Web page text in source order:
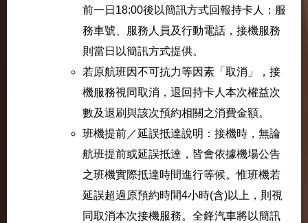
前一日18:00後以簡訊方式回報持卡人：服
務車號、服務人員及行動電話，接機服務
則當日以簡訊方式提供。
若原航班因不可抗力等因素「取消」，接
機服務視同取消，退回持卡人本次權益次
數及退刷與該次預約相關之消費金額。
班機提前／延誤抵達說明：接機時，無論
航班提前或延誤抵達，皆會依據機場公告
之班機實際抵達時間進行等候。惟班機若
延誤超過原預約時間4小時(含)以上，則視
同取消本次接機服務。全鋒汽車將以簡訊